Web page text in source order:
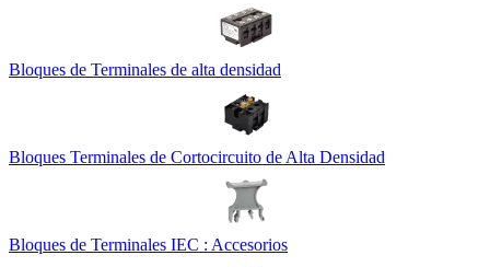
Bloques de Terminales de alta densidad
Bloques Terminales de Cortocircuito de Alta Densidad
Bloques de Terminales IEC : Accesorios